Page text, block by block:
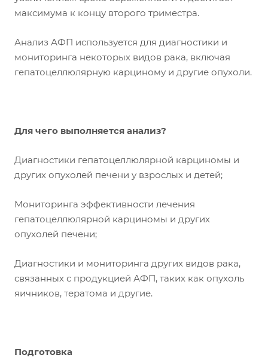
максимума к концу второго триместра.
Анализ АФП используется для диагностики и
мониторинга некоторых видов рака, включая
гепатоцеллюлярную карциному и другие опухоли.
Для чего выполняется анализ?
Диагностики гепатоцеллюлярной карциномы и
других опухолей печени у взрослых и детей;
Мониторинга эффективности лечения
гепатоцеллюлярной карциномы и других
опухолей печени;
Диагностики и мониторинга других видов рака,
связанных с продукцией АФП, таких как опухоль
яичников, тератома и другие.
Подготовка